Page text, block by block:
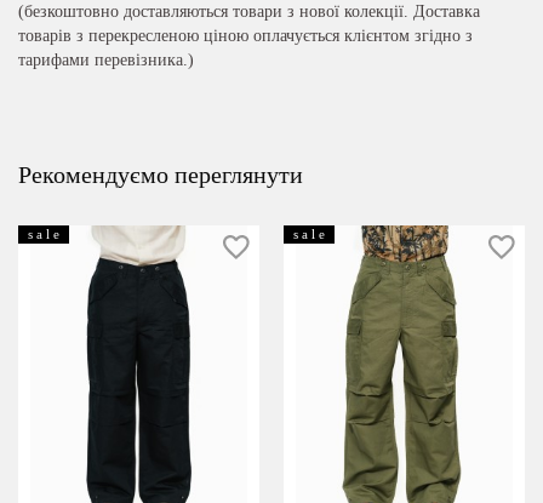
(безкоштовно доставляються товари з нової колекції. Доставка
товарів з перекресленою ціною оплачується клієнтом згідно з
тарифами перевізника.)
Рекомендуємо переглянути
s a l e s a l e